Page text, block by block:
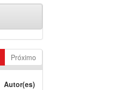
Próximo
Autor(es)